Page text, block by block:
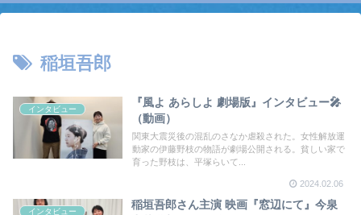
稲垣吾郎
インタビュー
『風よ あらしよ 劇場版』インタビュー🎤
（動画）
関東大震災後の混乱のさなか虐殺された。女性解放運
動家の伊藤野枝の物語が劇場公開される。貧しい家で
育った野枝は、平塚らいて...
2024.02.06
インタビュー
稲垣吾郎さん主演 映画『窓辺にて』今泉